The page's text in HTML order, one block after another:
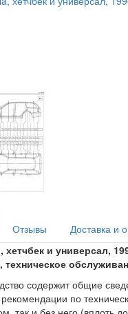
Отзывы
Доставка и
хетчбек и универсал,
техническое
содержит общие
по